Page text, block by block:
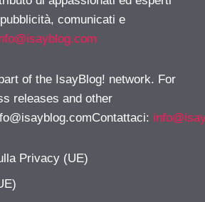
comunicati e
of the IsayBlog! network. For
releases and other
:
Privacy (UE)